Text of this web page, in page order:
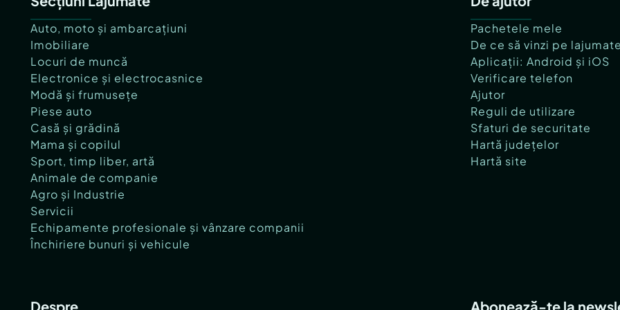
Auto, moto și ambarcațiuni
Imobiliare
Locuri de muncă
Electronice și electrocasnice
Modă și frumusețe
Piese auto
Casă și grădină
Mama și copilul
Sport, timp liber, artă
Animale de companie
Agro și Industrie
Servicii
Echipamente profesionale și vânzare companii
Închiriere bunuri și vehicule
Pachetele mele
De ce să vinzi pe
Aplicații: Android și iOS
Verificare telefon
Ajutor
Reguli de utilizare
Sfaturi de securitate
Hartă județelor
Hartă site
Despre Abonează-te la